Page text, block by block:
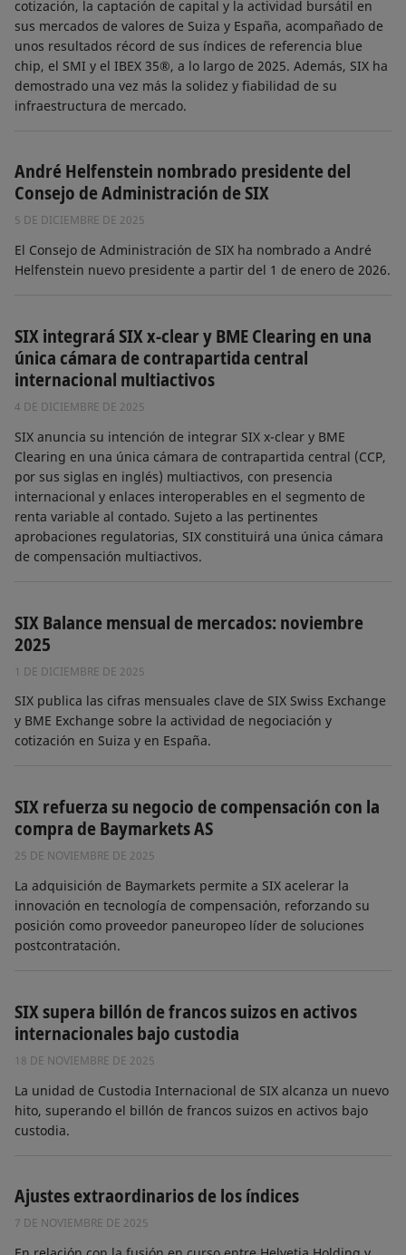
cotización, la captación de capital y la actividad bursátil en
sus mercados de valores de Suiza y España, acompañado de
unos resultados récord de sus índices de referencia blue
chip, el SMI y el IBEX 35®, a lo largo de 2025. Además, SIX ha
demostrado una vez más la solidez y fiabilidad de su
infraestructura de mercado.
André Helfenstein nombrado presidente del
Consejo de Administración de SIX
5 DE DICIEMBRE DE 2025
El Consejo de Administración de SIX ha nombrado a André
Helfenstein nuevo presidente a partir del 1 de enero de 2026.
SIX integrará SIX x-clear y BME Clearing en una
única cámara de contrapartida central
internacional multiactivos
4 DE DICIEMBRE DE 2025
SIX anuncia su intención de integrar SIX x-clear y BME
Clearing en una única cámara de contrapartida central (CCP,
por sus siglas en inglés) multiactivos, con presencia
internacional y enlaces interoperables en el segmento de
renta variable al contado. Sujeto a las pertinentes
aprobaciones regulatorias, SIX constituirá una única cámara
de compensación multiactivos.
SIX Balance mensual de mercados: noviembre
2025
1 DE DICIEMBRE DE 2025
SIX publica las cifras mensuales clave de SIX Swiss Exchange
y BME Exchange sobre la actividad de negociación y
cotización en Suiza y en España.
SIX refuerza su negocio de compensación con la
compra de Baymarkets AS
25 DE NOVIEMBRE DE 2025
La adquisición de Baymarkets permite a SIX acelerar la
innovación en tecnología de compensación, reforzando su
posición como proveedor paneuropeo líder de soluciones
postcontratación.
SIX supera billón de francos suizos en activos
internacionales bajo custodia
18 DE NOVIEMBRE DE 2025
La unidad de Custodia Internacional de SIX alcanza un nuevo
hito, superando el billón de francos suizos en activos bajo
custodia.
Ajustes extraordinarios de los índices
7 DE NOVIEMBRE DE 2025